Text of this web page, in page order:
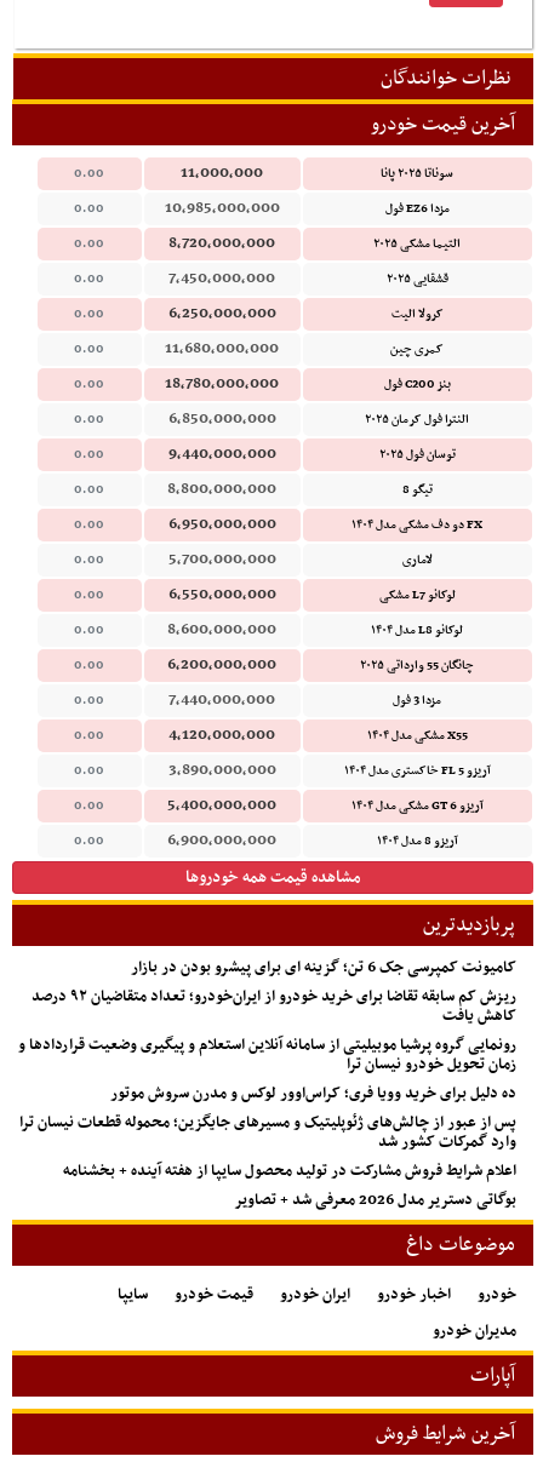
نظرات خوانندگان
آخرین قیمت خودرو
سوناتا ۲۰۲۵ پانا 11,000,000
0.00
مزدا EZ6 فول
10,985,000,000
0.00
التیما مشکی ۲۰۲۵
8,720,000,000
0.00
قشقایی ۲۰۲۵
7,450,000,000
0.00
کرولا الیت
6,250,000,000
0.00
کمری چین
11,680,000,000
0.00
بنز C200 فول
18,780,000,000
0.00
النترا فول کرمان ۲۰۲۵
6,850,000,000
0.00
توسان فول ۲۰۲۵
9,440,000,000
0.00
تیگو 8
8,800,000,000
0.00
FX دو دف مشکی مدل ۱۴۰۴
6,950,000,000
0.00
لاماری
5,700,000,000
0.00
لوکانو L7 مشکی
6,550,000,000
0.00
لوکانو L8 مدل ۱۴۰۴
8,600,000,000
0.00
چانگان 55 وارداتی ۲۰۲۵
6,200,000,000
0.00
مزدا 3 فول
7,440,000,000
0.00
X55 مشکی مدل ۱۴۰۴
4,120,000,000
0.00
آریزو 5 FL خاکستری مدل ۱۴۰۴
3,890,000,000
0.00
آریزو 6 GT مشکی مدل ۱۴۰۴
5,400,000,000
0.00
آریزو 8 مدل ۱۴۰۴
6,900,000,000
0.00
مشاهده قیمت همه خودروها
پربازدیدترین
کامیونت کمپرسی جک 6 تن؛ گزینه ای برای پیشرو بودن در بازار
ریزش کم‌ سابقه تقاضا برای خرید خودرو از ایران‌خودرو؛ تعداد متقاضیان ۹۲ درصد
کاهش یافت
رونمایی گروه پرشیا موبیلیتی از سامانه آنلاین استعلام و پیگیری وضعیت قراردادها و
زمان تحویل خودرو نیسان ترا
ده دلیل برای خرید وویا فری؛ کراس‌اوور لوکس و مدرن سروش موتور
پس از عبور از چالش‌های ژئوپلیتیک و مسیرهای جایگزین؛ محموله قطعات نیسان ترا
وارد گمرکات کشور شد
اعلام شرایط فروش مشارکت در تولید محصول سایپا از هفته آینده + بخشنامه
بوگاتی دستریر مدل 2026 معرفی شد + تصاویر
موضوعات داغ
خودرو اخبار خودرو ایران خودرو قیمت خودرو
سایپا
مدیران خودرو
آپارات
آخرین شرایط فروش